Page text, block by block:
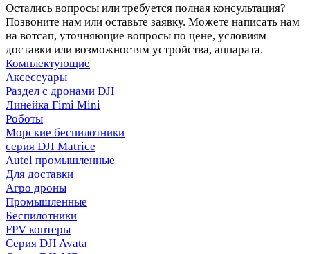
Остались вопросы или требуется полная консультация?
Позвоните нам или оставьте заявку. Можете написать нам
на вотсап, уточняющие вопросы по цене, условиям
доставки или возможностям устройства, аппарата.
Комплектующие
Аксессуары
Раздел с дронами DJI
Линейка Fimi Mini
Роботы
Морские беспилотники
серия DJI Matrice
Autel промышленные
Для доставки
Агро дроны
Промышленные
Беспилотники
FPV коптеры
Серия DJI Avata